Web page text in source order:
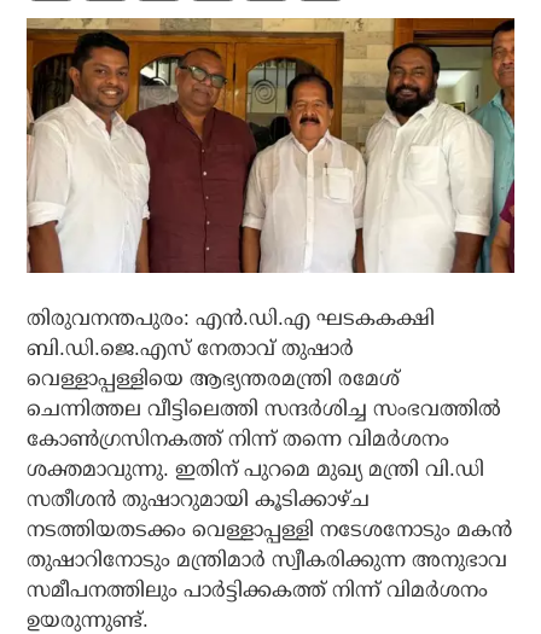
തിരുവനന്തപുരം: എന്‍.ഡി.എ ഘടകകക്ഷി
ബി.ഡി.ജെ.എസ് നേതാവ് തുഷാര്‍
വെള്ളാപ്പള്ളിയെ ആഭ്യന്തരമന്ത്രി രമേശ്
ചെന്നിത്തല വീട്ടിലെത്തി സന്ദര്‍ശിച്ച സംഭവത്തില്‍
കോണ്‍ഗ്രസിനകത്ത് നിന്ന് തന്നെ വിമര്‍ശനം
ശക്തമാവുന്നു. ഇതിന് പുറമെ മുഖ്യ മന്ത്രി വി.ഡി
സതീശന്‍ തുഷാറുമായി കൂടിക്കാഴ്ച
നടത്തിയതടക്കം വെള്ളാപ്പള്ളി നടേശനോടും മകന്‍
തുഷാറിനോടും മന്ത്രിമാര്‍ സ്വീകരിക്കുന്ന അനുഭാവ
സമീപനത്തിലും പാര്‍ട്ടിക്കകത്ത് നിന്ന് വിമര്‍ശനം
ഉയരുന്നുണ്ട്.